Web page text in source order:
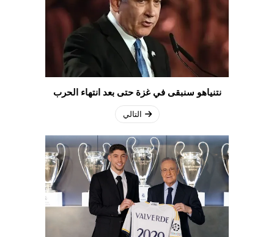
نتنياهو سنبقى في غزة حتى بعد انتهاء الحرب
التالي